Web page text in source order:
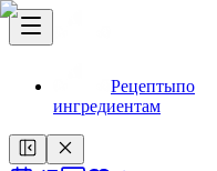
Рецептыпо
ингредиентам